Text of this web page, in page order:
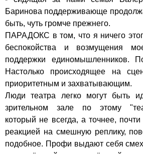
Баринова поддерживающе
быть, чуть громче прежнего.
ПАРАДОКС в том, что я ничего
беспокойства и возмущения
поддержки единомышленников.
Настолько происходящее на
приоритетным и захватывающим.
Люди театра легко могут быть
зрительном зале по этому
который не всегда, а точнее,
реакцией на смешную реплику,
подобное. Профи выдают себя